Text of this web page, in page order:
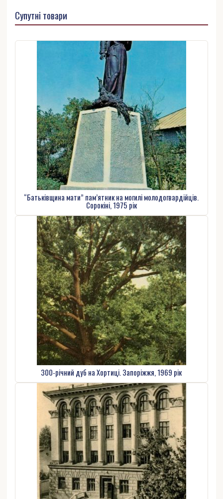
Супутні товари
“Батьківщина мати” пам’ятник на могилі молодогвардійців.
Сорокіні, 1975 рік
300-річний дуб на Хортиці. Запоріжжя, 1969 рік